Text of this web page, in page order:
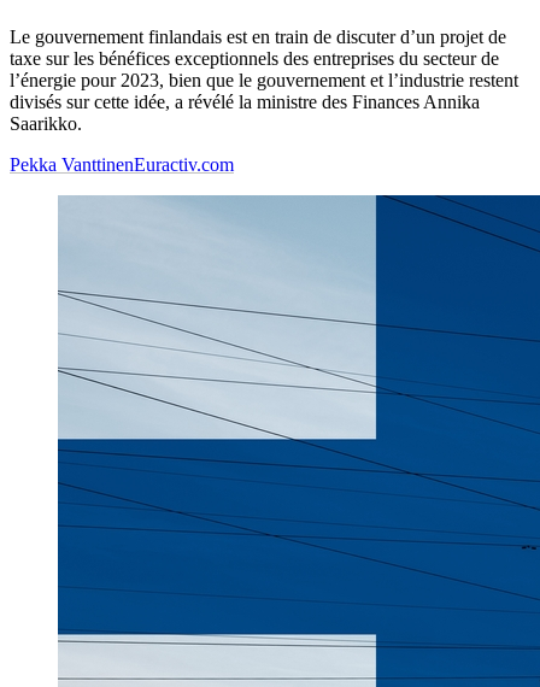
Le gouvernement finlandais est en train de discuter d’un projet de
taxe sur les bénéfices exceptionnels des entreprises du secteur de
l’énergie pour 2023, bien que le gouvernement et l’industrie restent
divisés sur cette idée, a révélé la ministre des Finances Annika
Saarikko.
Pekka VanttinenEuractiv.com